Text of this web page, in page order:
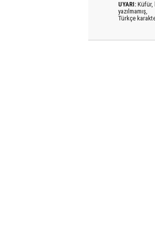
UYARI: Küfür,
yazılmamış,
Türkçe